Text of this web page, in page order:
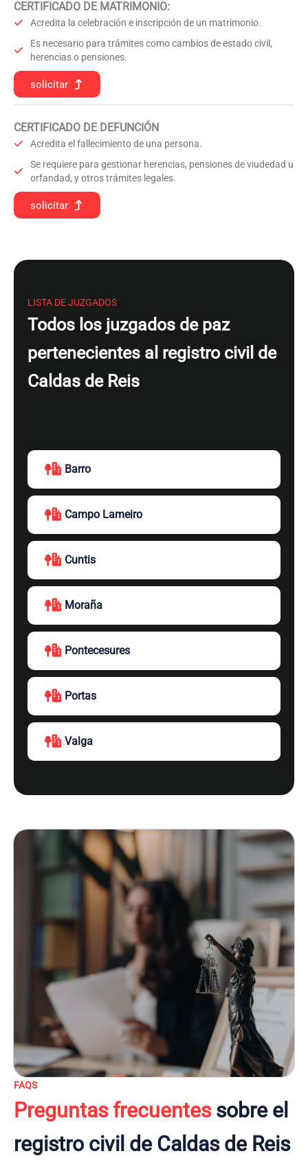
CERTIFICADO DE MATRIMONIO:
Acredita la celebración e inscripción de un matrimonio.
Es necesario para trámites como cambios de estado civil,
herencias o pensiones.
solicitar
CERTIFICADO DE DEFUNCIÓN
Acredita el fallecimiento de una persona.
Se requiere para gestionar herencias, pensiones de viudedad u
orfandad, y otros trámites legales.
solicitar
LISTA DE JUZGADOS
Todos los juzgados de paz
pertenecientes al registro civil de
Caldas de Reis
Barro
Campo Lameiro
Cuntis
Moraña
Pontecesures
Portas
Valga
FAQS
Preguntas frecuentessobre el
registro civil de Caldas de Reis